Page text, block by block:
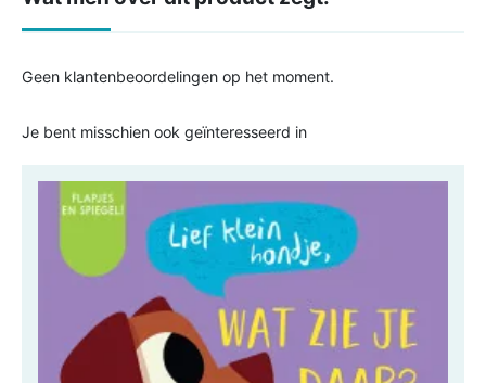
Geen klantenbeoordelingen op het moment.
Je bent misschien ook geïnteresseerd in